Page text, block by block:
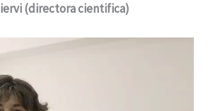
(directora cientifica)